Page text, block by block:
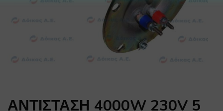
ΑΝΤΙΣΤΑΣΗ 4000W 230V 5